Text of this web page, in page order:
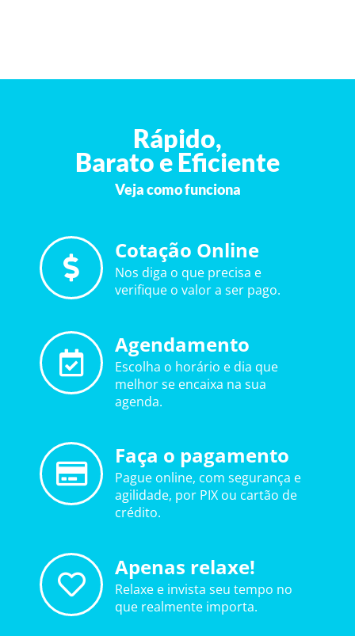
Rápido,
Barato e Eficiente
Veja como funciona
Cotação Online
Nos diga o que precisa e
verifique o valor a ser pago.
Agendamento
Escolha o horário e dia que
melhor se encaixa na sua
agenda.
Faça o pagamento
Pague online, com segurança e
agilidade, por PIX ou cartão de
crédito.
Apenas relaxe!
Relaxe e invista seu tempo no
que realmente importa.